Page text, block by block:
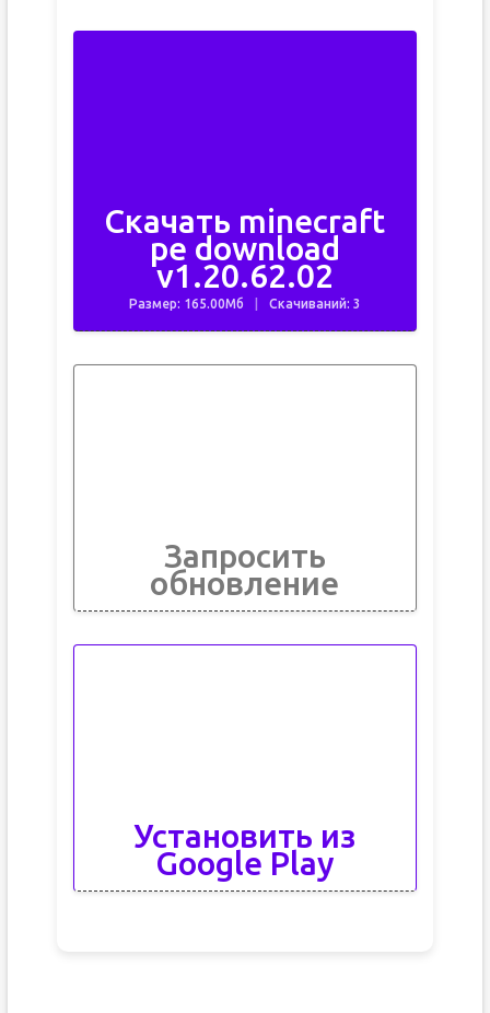
Скачать minecraft
pe download
v1.20.62.02
Размер: 165.00Мб Скачиваний: 3
Запросить
обновление
Установить из
Google Play